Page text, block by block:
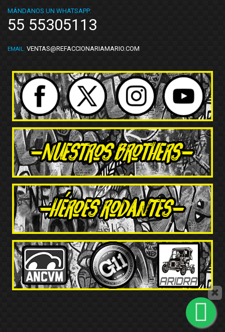
MÁNDANOS UN WHATSAPP:
55 55305113
EMAIL: VENTAS@REFACCIONARIAMARIO.COM